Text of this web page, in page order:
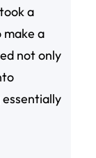
a
a
not only